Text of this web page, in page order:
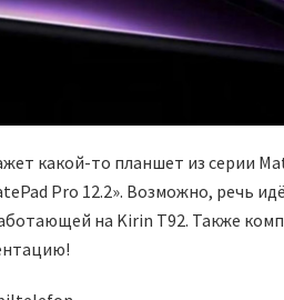
какой-то планшет из серии
Pro 12.2». Возможно, речь
на Kirin T92. Также